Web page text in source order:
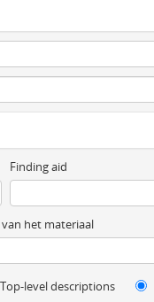
Finding aid
het materiaal
Top-level descriptions